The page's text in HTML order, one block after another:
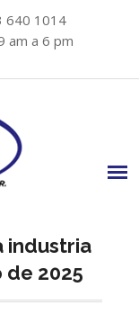
640 1014
am a 6 pm
industria
2025